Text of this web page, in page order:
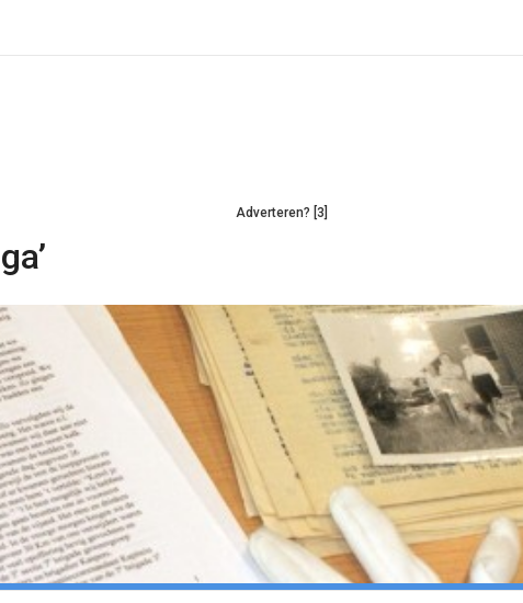
Adverteren? [3]